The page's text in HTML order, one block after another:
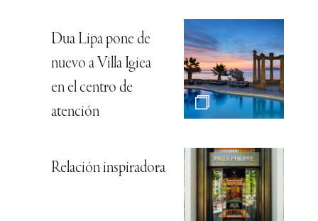
Dua Lipa pone de
nuevo a Villa Igiea
en el centro de
atención
Relación inspiradora